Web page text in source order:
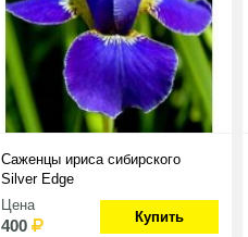
Саженцы ириса сибирского
Silver Edge
Цена
400 Купить